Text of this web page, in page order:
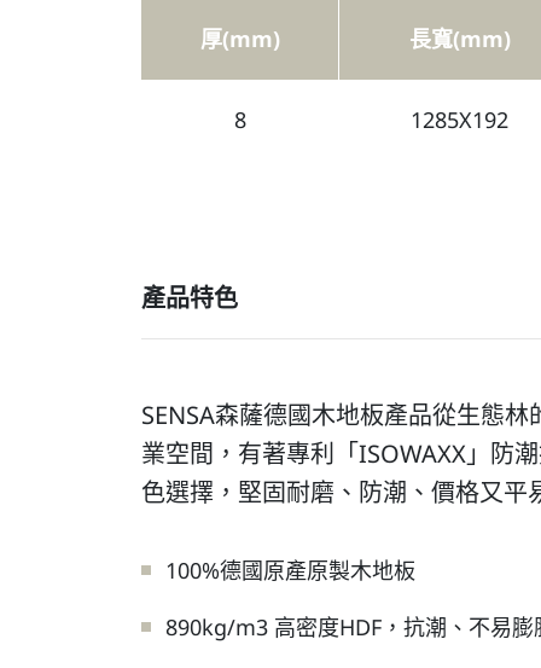
厚(mm) 長寬(mm)
8 1285X192
產品特色
SENSA森薩德國木地板產品從生態
業空間，有著專利「ISOWAXX」防
色選擇，堅固耐磨、防潮、價格又
100%德國原產原製木地板
890kg/m3 高密度HDF，抗潮、不易膨